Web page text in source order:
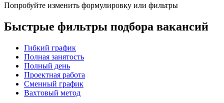
Попробуйте изменить формулировку или фильтры
Быстрые фильтры подбора вакансий
Гибкий график
Полная занятость
Полный день
Проектная работа
Сменный график
Вахтовый метод